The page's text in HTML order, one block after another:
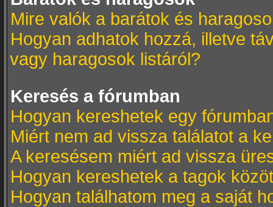
Mire valók a barátok és
Hogyan adhatok hozzá, illetve
vagy haragosok listáról?
Keresés a fórumban
Hogyan kereshetek egy
Miért nem ad vissza találatot a
A keresésem miért ad vissza
Hogyan kereshetek a tagok
Hogyan találhatom meg a saját